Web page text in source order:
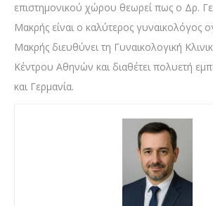
επιστημονικού χώρου θεωρεί πως ο Δρ.
Μακρής είναι ο καλύτερος γυναικολόγος
Μακρής διευθύνει τη Γυναικολογική
Κέντρου Αθηνών και διαθέτει πολυετή
και Γερμανία.